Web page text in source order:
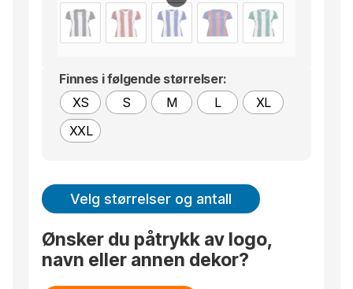
Finnes i følgende størrelser:
XS
S M L
XL
XXL
Velg størrelser og antall
Ønsker du påtrykk av logo,
navn eller annen dekor?